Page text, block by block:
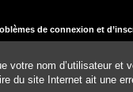
de connexion et
votre nom d’utilisateur
site Internet ait une